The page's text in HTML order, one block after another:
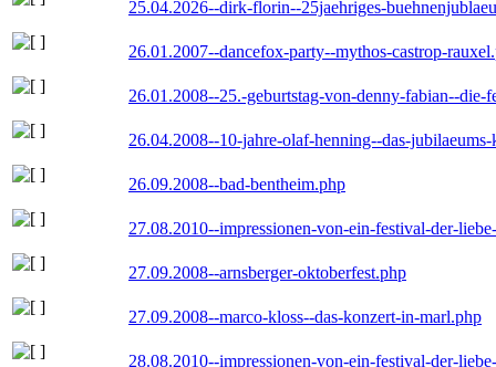
25.04.2026--dirk-florin--25jaehriges-
26.01.2007--dancefox-party--mythos-castrop-
26.01.2008--25.-geburtstag-von-denny-fabian--die-
26.04.2008--10-jahre-olaf-henning--das-
26.09.2008--bad-bentheim.php
27.08.2010--impressionen-von-ein-festival-der-
27.09.2008--arnsberger-oktoberfest.php
27.09.2008--marco-kloss--das-konzert-in-marl.php
28.08.2010--impressionen-von-ein-festival-der-